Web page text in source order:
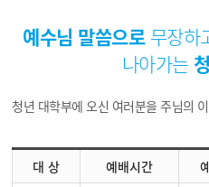
예수님 말씀으로무장하
나아가는
청년 대학부에 오신 여러분을 주님의
대 상 예배시간